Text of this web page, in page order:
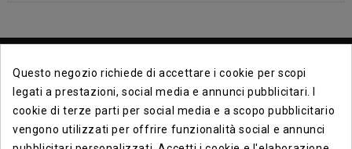
Contact Info 
Questo negozio richiede di accettare i cookie per scopi
legati a prestazioni, social media e annunci pubblicitari. I
cookie di terze parti per social media e a scopo pubblicitario
vengono utilizzati per offrire funzionalità social e annunci